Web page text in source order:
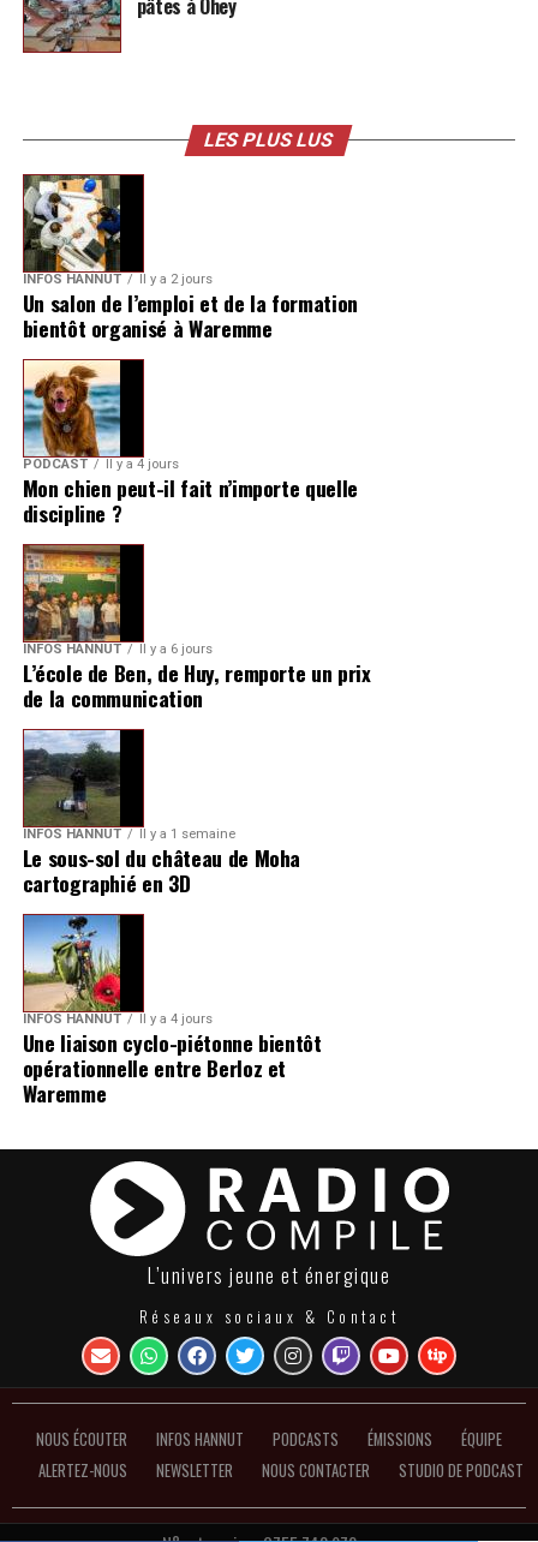
pâtes à Ohey
LES PLUS LUS
INFOS HANNUT Il y a 2 jours
Un salon de l’emploi et de la formation
bientôt organisé à Waremme
PODCAST Il y a 4 jours
Mon chien peut-il fait n’importe quelle
discipline ?
INFOS HANNUT Il y a 6 jours
L’école de Ben, de Huy, remporte un prix
de la communication
INFOS HANNUT Il y a 1 semaine
Le sous-sol du château de Moha
cartographié en 3D
INFOS HANNUT Il y a 4 jours
Une liaison cyclo-piétonne bientôt
opérationnelle entre Berloz et
Waremme
L’univers jeune et énergique
Réseaux sociaux & Contact
NOUS ÉCOUTER INFOS HANNUT PODCASTS ÉMISSIONS
ÉQUIPE
ALERTEZ-NOUS
NEWSLETTER NOUS CONTACTER STUDIO DE PODCAST